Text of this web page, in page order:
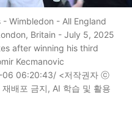
Wimbledon - All England
Britain - July 5, 2025
after winning his third
Kecmanovic
06 06:20:43/ <저작권자 ⓒ
배포 금지, AI 학습 및 활용